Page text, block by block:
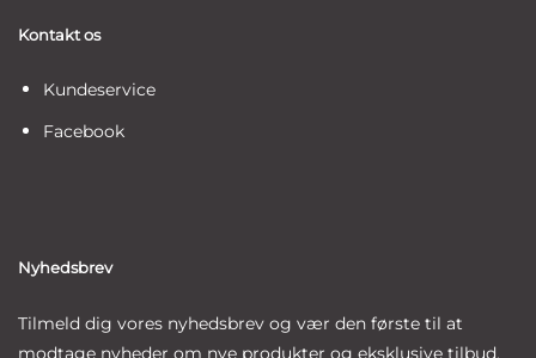
Kontakt os
Kundeservice
Facebook
Nyhedsbrev
Tilmeld dig vores nyhedsbrev og vær den første til at
modtage nyheder om nye produkter og eksklusive tilbud.